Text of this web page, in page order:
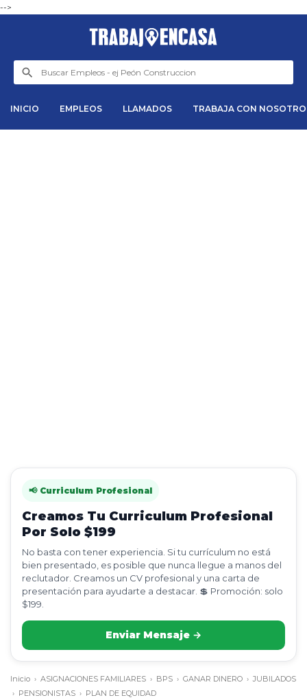
-->
INICIO EMPLEOS LLAMADOS TRABAJA CON
📢 Curriculum Profesional
Creamos Tu Curriculum Profesional
Por Solo $199
No basta con tener experiencia. Si tu currículum no está
bien presentado, es posible que nunca llegue a manos del
reclutador. Creamos un CV profesional y una carta de
presentación para ayudarte a destacar. 💲 Promoción: solo
$199.
Enviar Mensaje →
Inicio › ASIGNACIONES FAMILIARES › BPS › GANAR DINERO ›JUBILADOS
› PENSIONISTAS › PLAN DE EQUIDAD